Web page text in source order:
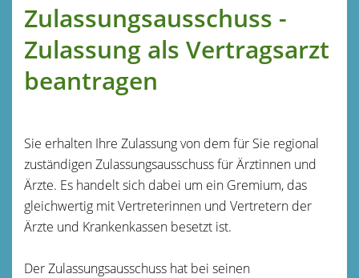
Zulassungsausschuss -
Zulassung als Vertragsarzt
beantragen
Sie erhalten Ihre Zulassung von dem für Sie regional
zuständigen Zulassungsausschuss für Ärztinnen und
Ärzte. Es handelt sich dabei um ein Gremium, das
gleichwertig mit Vertreterinnen und Vertretern der
Ärzte und Krankenkassen besetzt ist.
Der Zulassungsausschuss hat bei seinen